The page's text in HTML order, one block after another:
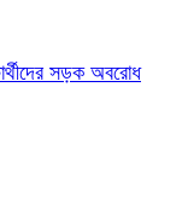
সড়ক অবরোধ